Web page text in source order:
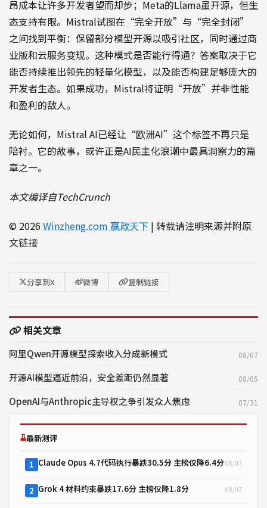
昂成本让许多开发者望而却步；Meta的Llama虽开源，但生
态支持有限。Mistral试图在“完全开放”与“完全封闭”
之间找到平衡：保留部分模型开源以吸引社区，同时通过商
业版和云服务变现。这种模式是否能行得通？答案取决于它
能否持续推出领先的轻量化模型，以及能否构建足够庞大的
开发者生态。如果成功，Mistral将证明“开放”并非性能
和盈利的敌人。
无论如何，Mistral AI已经让“欧洲AI”这个标签不再只是
陪衬。它的故事，或许正是AI民主化浪潮中最具洞察力的篇
章之一。
本文编译自TechCrunch
© 2026 Winzheng.com 赢政天下 | 转载请注明来源并附原
文链接
分享到X 微博 复制链接
相关文章
阿里Qwen开源模型探索收入分成新模式 08/07
开源AI模型逼近前沿，安全差距仍然显著 08/05
OpenAI与Anthropic主导权之争引发众人焦虑 07/31
最新测评
1 Claude Opus 4.7代码执行暴跌30.5分 主榜仅降6.4分08/07
2 Grok 4 材料约束暴跌17.6分 主榜仅降1.8分 08/07